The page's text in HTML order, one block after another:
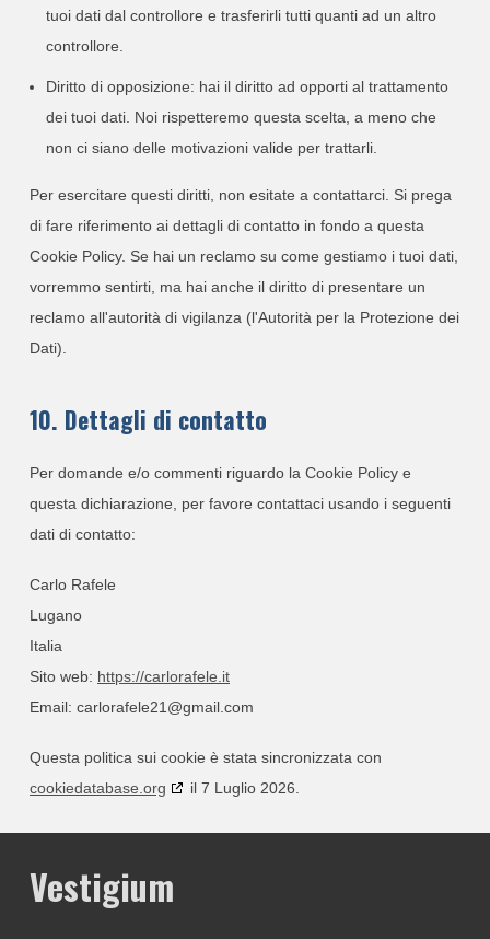
tuoi dati dal controllore e trasferirli tutti quanti ad un altro
controllore.
Diritto di opposizione: hai il diritto ad opporti al trattamento
dei tuoi dati. Noi rispetteremo questa scelta, a meno che
non ci siano delle motivazioni valide per trattarli.
Per esercitare questi diritti, non esitate a contattarci. Si prega
di fare riferimento ai dettagli di contatto in fondo a questa
Cookie Policy. Se hai un reclamo su come gestiamo i tuoi dati,
vorremmo sentirti, ma hai anche il diritto di presentare un
reclamo all'autorità di vigilanza (l'Autorità per la Protezione dei
Dati).
10. Dettagli di contatto
Per domande e/o commenti riguardo la Cookie Policy e
questa dichiarazione, per favore contattaci usando i seguenti
dati di contatto:
Carlo Rafele
Lugano
Italia
Sito web: https://carlorafele.it
Email: carlorafele21@gmail.com
Questa politica sui cookie è stata sincronizzata con
cookiedatabase.org
il 7 Luglio 2026.
Vestigium